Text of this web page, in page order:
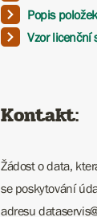
Popis
Vzor licenční
Kontakt:
Žádost o data,
se poskytování
adresu